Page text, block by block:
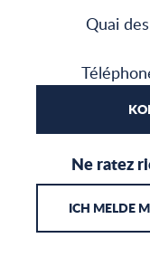
Quai
Ne ratez
ICH MELDE